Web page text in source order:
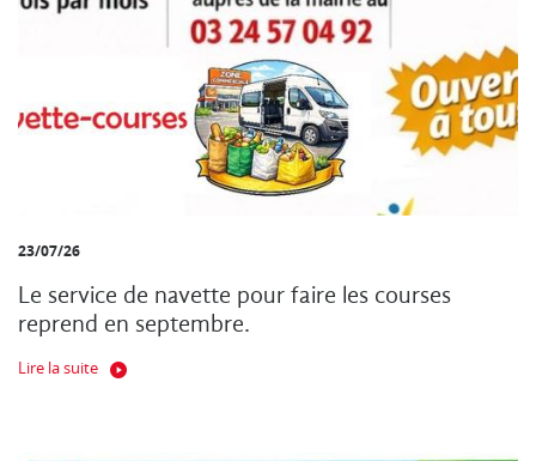
23/07/26
Le service de navette pour faire les courses
reprend en septembre.
Lire la suite